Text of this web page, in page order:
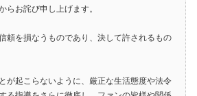
らお詫び申し上げます。
頼を損なうものであり、決して許されるもの
が起こらないように、厳正な生活態度や法令